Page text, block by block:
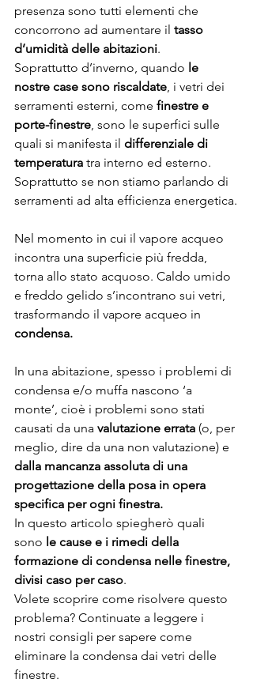
presenza sono tutti elementi che
concorrono ad aumentare il tasso
d’umidità delle abitazioni.
Soprattutto d’inverno, quando le
nostre case sono riscaldate, i vetri dei
serramenti esterni, come finestre e
porte-finestre, sono le superfici sulle
quali si manifesta il differenziale di
temperatura tra interno ed esterno.
Soprattutto se non stiamo parlando di
serramenti ad alta efficienza energetica.
Nel momento in cui il vapore acqueo
incontra una superficie più fredda,
torna allo stato acquoso. Caldo umido
e freddo gelido s’incontrano sui vetri,
trasformando il vapore acqueo in
condensa.
In una abitazione, spesso i problemi di
condensa e/o muffa nascono ‘a
monte’, cioè i problemi sono stati
causati da una valutazione errata (o, per
meglio, dire da una non valutazione) e
dalla mancanza assoluta di una
progettazione della posa in opera
specifica per ogni finestra.
In questo articolo spiegherò quali
sono le cause e i rimedi della
formazione di condensa nelle finestre,
divisi caso per caso.
Volete scoprire come risolvere questo
problema? Continuate a leggere i
nostri consigli per sapere come
eliminare la condensa dai vetri delle
finestre.